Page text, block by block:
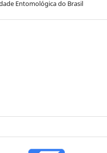
Entomológica do Brasil